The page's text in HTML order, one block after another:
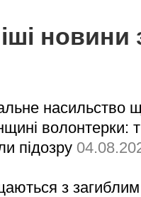
новини
насильство
волонтерки:
підозру
з загиблим